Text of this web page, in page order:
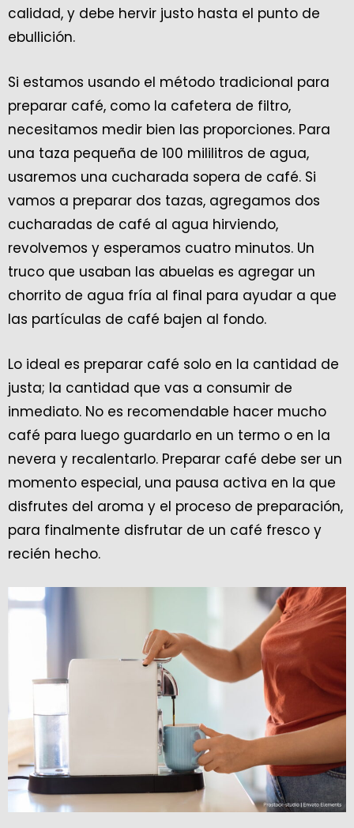
calidad, y debe hervir justo hasta el punto de
ebullición.
Si estamos usando el método tradicional para
preparar café, como la cafetera de filtro,
necesitamos medir bien las proporciones. Para
una taza pequeña de 100 mililitros de agua,
usaremos una cucharada sopera de café. Si
vamos a preparar dos tazas, agregamos dos
cucharadas de café al agua hirviendo,
revolvemos y esperamos cuatro minutos. Un
truco que usaban las abuelas es agregar un
chorrito de agua fría al final para ayudar a que
las partículas de café bajen al fondo.
Lo ideal es preparar café solo en la cantidad de
justa; la cantidad que vas a consumir de
inmediato. No es recomendable hacer mucho
café para luego guardarlo en un termo o en la
nevera y recalentarlo. Preparar café debe ser un
momento especial, una pausa activa en la que
disfrutes del aroma y el proceso de preparación,
para finalmente disfrutar de un café fresco y
recién hecho.